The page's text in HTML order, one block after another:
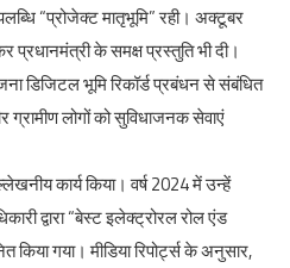
“प्रोजेक्ट मातृभूमि” रही। अक्टूबर
प्रधानमंत्री के समक्ष प्रस्तुति भी दी।
डिजिटल भूमि रिकॉर्ड प्रबंधन से संबंधित
ग्रामीण लोगों को सुविधाजनक सेवाएं
कार्य किया। वर्ष 2024 में उन्हें
द्वारा “बेस्ट इलेक्ट्रोरल रोल एंड
गया। मीडिया रिपोर्ट्स के अनुसार,